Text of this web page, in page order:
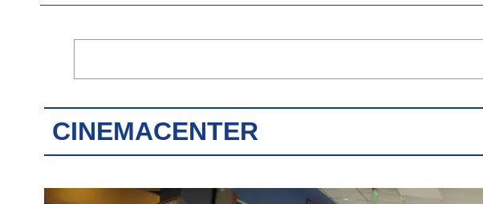
CINEMACENTER